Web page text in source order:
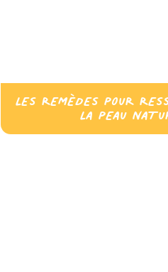
LES REMÈDES POUR
LA PEAU